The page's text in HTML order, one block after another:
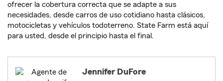
ofrecer la cobertura correcta que se adapte a sus
necesidades, desde carros de uso cotidiano hasta clásicos,
motocicletas y vehículos todoterreno. State Farm está aquí
para usted, desde el principio hasta el final.
Jennifer DuFore